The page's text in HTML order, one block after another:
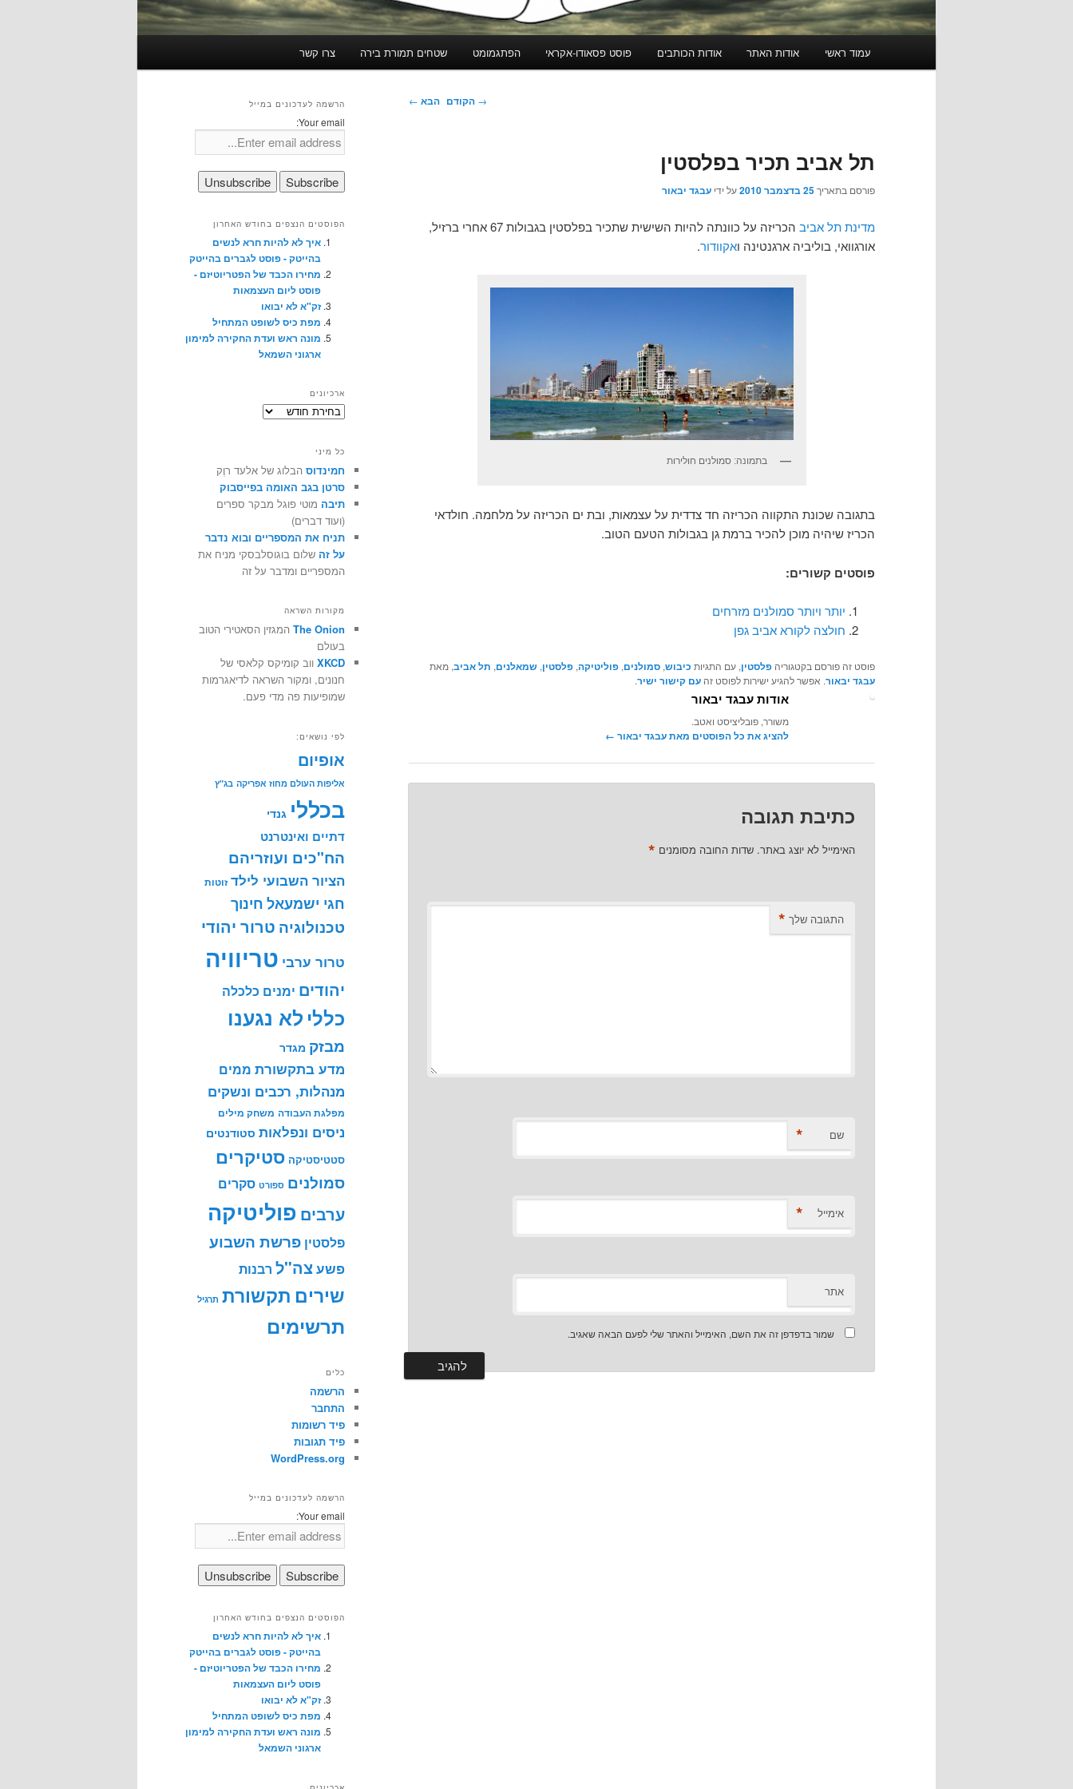
עמוד ראשי אודות האתר אודות הכותבים פוסט פסאודו-אקראי הפתגמומט שטחים תמורת בירה צרו קשר
ניווט
→ הקודם הבא ←
תל אביב תכיר בפלסטין
פורסם בתאריך25 בדצמבר 2010 על ידי עבגד יבאור
מדינת תל אביב
הכריזה על כוונתה להיות השישית שתכיר בפלסטין בגבולות 67 אחרי ברזיל,
אורגוואי, בוליביה ארגנטינה ואקוודור.
בתמונה: סמולנים חולירות
בתגובה שכונת התקווה הכריזה חד צדדית על עצמאות, ובת ים הכריזה על מלחמה. חולדאי
הכריז שיהיה מוכן להכיר ברמת גן בגבולות הטעם הטוב.
פוסטים קשורים:
יותר ויותר סמולנים מזרחים
חולצה לקורא אביב גפן
פוסט זה פורסם בקטגוריה פלסטין, עם התגיות כיבוש, סמולנים, פוליטיקה, פלסטין, שמאלנים, תל אביב, מאת
עבגד יבאור. אפשר להגיע ישירות לפוסט זה עם קישור ישיר.
אודות עבגד יבאור
משורר, פובליציסט ואטב.
להציג את כל הפוסטים מאת עבגד יבאור‏ ←
כתיבת תגובה
האימייל לא יוצג באתר. שדות החובה מסומנים *
התגובה שלך *
שם *
אימייל *
אתר
שמור בדפדפן זה את השם, האימייל והאתר שלי לפעם הבאה שאגיב.
הרשמה לעדכונים במייל
Your email:
הפוסטים הנצפים בחודש האחרון
איך לא להיות חרא לנשים
בהייטק - פוסט לגברים בהייטק
מחירו הכבד של הפטריוטיזם -
פוסט ליום העצמאות
זק"א לא יבואו
מפת כיס לשופט המתחיל
מונה ראש ועדת החקירה למימון
ארגוני השמאל
ארכיונים
ארכיונים
כל מיני
חמינדוס הבלוג של אלעד רוֶק
סרטן בגב האומה בפייסבוק
תיבה מוטי פוגל מבקר ספרים
(ועוד דברים)
תניח את המספריים ובוא נדבר
על זה שלום בוגוסלבסקי מניח את
המספריים ומדבר על זה
מקורות השראה
The Onion המגזין הסאטירי הטוב
בעולם
XKCD ווב קומיקס קלאסי של
חנונים, ומקור השראה לדיאגרמות
שמופיעות פה מדי פעם.
לפי נושאים:
אופיום
אליפות העולם מחוז אפריקה בג"ץ
בכללי גנדי
דתיים ואינטרנט
הח"כים ועוזריהם
הציור השבועי לילד זוטות
חגי ישמעאל חינוך
טכנולוגיה טרור יהודי
טרור ערבי טריוויה
יהודים ימנים כלכלה
כללי לא נגענו
מבזק מגדר
מדע בתקשורת ממים
מנהלות, רכבים ונשקים
מפלגת העבודה משחק מילים
ניסים ונפלאות סטודנטים
סטטיסטיקה סטיקרים
סמולנים ספורט סקרים
ערבים פוליטיקה
פלסטין פרשת השבוע
פשעצה"ל רבנות
שירים תקשורת תרגיל
תרשימים
כלים
הרשמה
התחבר
פיד רשומות
פיד תגובות
WordPress.org
הרשמה לעדכונים במייל
Your email:
הפוסטים הנצפים בחודש האחרון
איך לא להיות חרא לנשים
בהייטק - פוסט לגברים בהייטק
מחירו הכבד של הפטריוטיזם -
פוסט ליום העצמאות
זק"א לא יבואו
מפת כיס לשופט המתחיל
מונה ראש ועדת החקירה למימון
ארגוני השמאל